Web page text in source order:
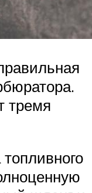
тремя